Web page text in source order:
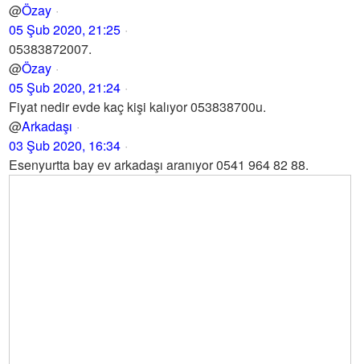
@Özay
05 Şub 2020, 21:25
05383872007.
@Özay
05 Şub 2020, 21:24
Fiyat nedir evde kaç kişi kalıyor 053838700u.
@Arkadaşı
03 Şub 2020, 16:34
Esenyurtta bay ev arkadaşı aranıyor 0541 964 82 88.